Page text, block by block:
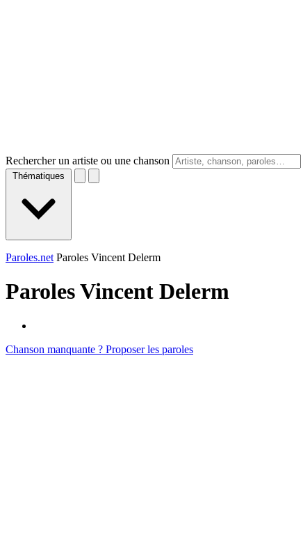
Rechercher un artiste ou une chanson
Thématiques
Paroles.net Paroles Vincent Delerm
ParolesVincent Delerm
Chanson manquante ? Proposer les paroles